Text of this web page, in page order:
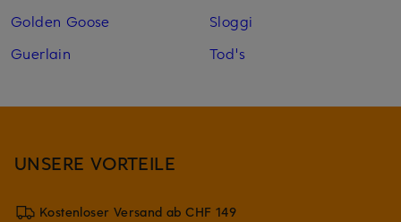
Golden Goose
Guerlain
Sloggi
Tod's
UNSERE VORTEILE
Kostenloser Versand ab CHF 149